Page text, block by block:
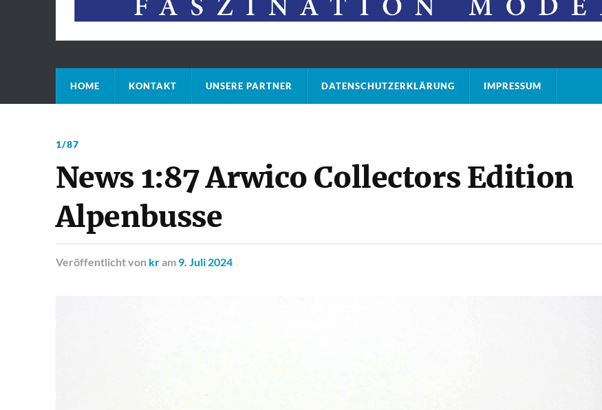
HOME KONTAKT UNSERE PARTNER DATENSCHUTZ­ERKLÄRUNG IMPRESSUM
1/87
News 1:87 Arwico Collectors Edition
Alpenbusse
Veröffentlichtvon kram 9. Juli 2024